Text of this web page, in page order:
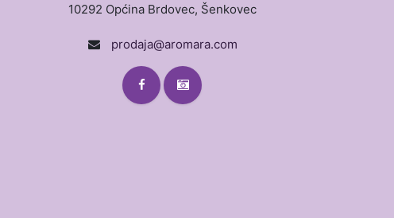
10292 Općina Brdovec, Šenkovec
prodaja@aromara.com